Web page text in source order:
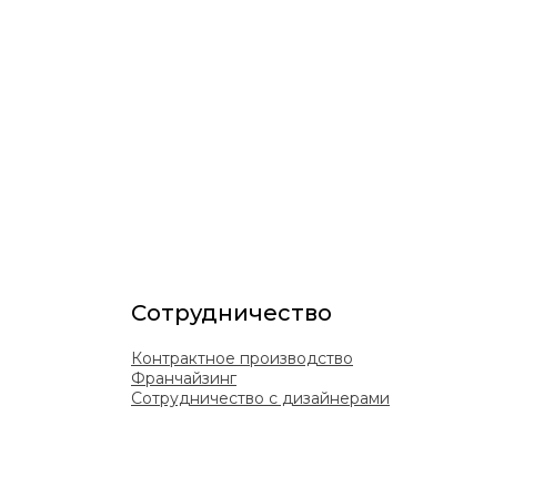
Сотрудничество
Контрактное производство
Франчайзинг
Сотрудничество с дизайнерами